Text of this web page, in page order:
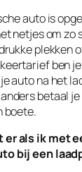
auto is
netjes om zo
plekken
ben
auto na het
betaal
boete.
er als ik met
bij een